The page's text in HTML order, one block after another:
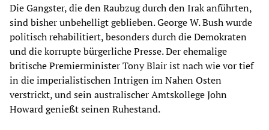
Die Gangster, die den Raubzug durch den Irak anführten,
sind bisher unbehelligt geblieben. George W. Bush wurde
politisch rehabilitiert, besonders durch die Demokraten
und die korrupte bürgerliche Presse. Der ehemalige
britische Premierminister Tony Blair ist nach wie vor tief
in die imperialistischen Intrigen im Nahen Osten
verstrickt, und sein australischer Amtskollege John
Howard genießt seinen Ruhestand.